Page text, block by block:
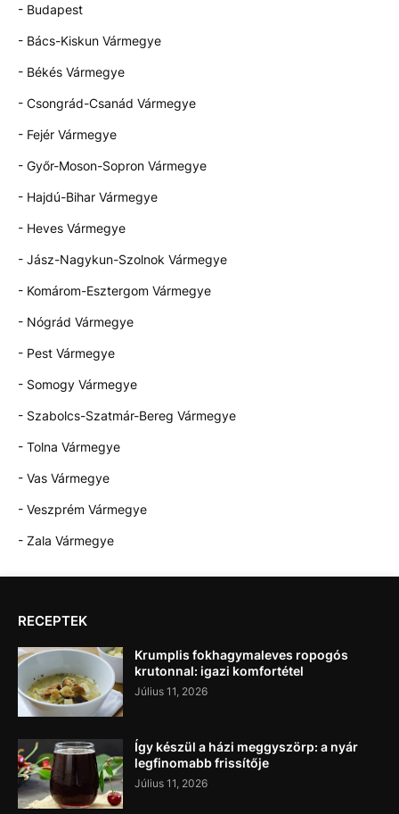
- Budapest
- Bács-Kiskun Vármegye
- Békés Vármegye
- Csongrád-Csanád Vármegye
- Fejér Vármegye
- Győr-Moson-Sopron Vármegye
- Hajdú-Bihar Vármegye
- Heves Vármegye
- Jász-Nagykun-Szolnok Vármegye
- Komárom-Esztergom Vármegye
- Nógrád Vármegye
- Pest Vármegye
- Somogy Vármegye
- Szabolcs-Szatmár-Bereg Vármegye
- Tolna Vármegye
- Vas Vármegye
- Veszprém Vármegye
- Zala Vármegye
RECEPTEK
Krumplis fokhagymaleves ropogós
krutonnal: igazi komfortétel
Július 11, 2026
Így készül a házi meggyszörp: a nyár
legfinomabb frissítője
Július 11, 2026